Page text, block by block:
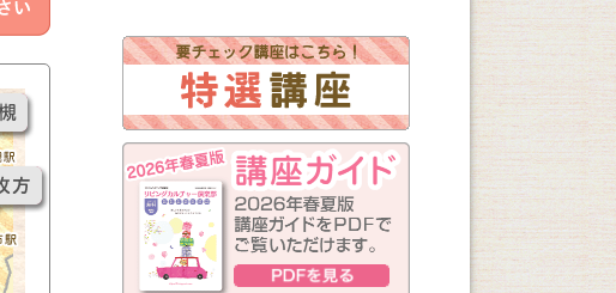
月 火 水
木
金
土 日
（※複数回答可）
開始時間の指定
午前の部
午後の部
夜の部
（※複数回答可）